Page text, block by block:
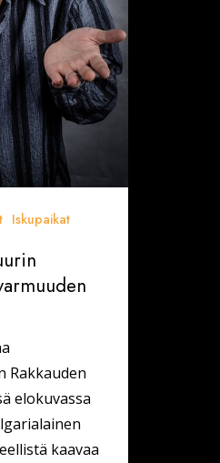
Iskupaikat
Rakkauden
elokuvassa
kaavaa